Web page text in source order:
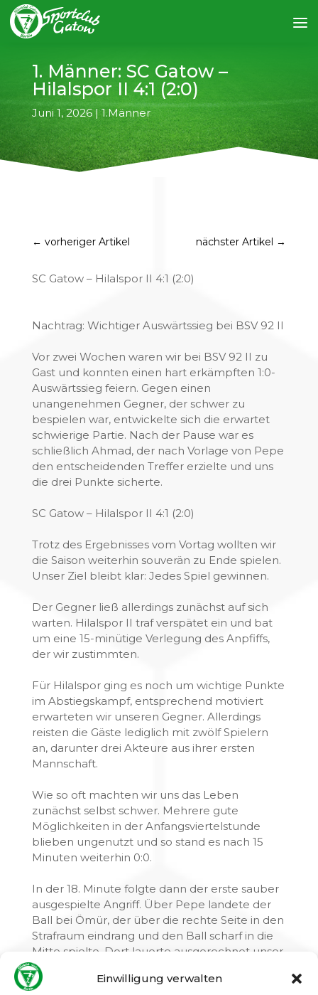
Einwilligung verwalten
1. Männer: SC Gatow –
Hilalspor II 4:1 (2:0)
Juni 1, 2026|1.Männer
← vorheriger Artikel nächster Artikel →
SC Gatow – Hilalspor II 4:1 (2:0)
Nachtrag: Wichtiger Auswärtssieg bei BSV 92 II
Vor zwei Wochen waren wir bei BSV 92 II zu
Gast und konnten einen hart erkämpften 1:0-
Auswärtssieg feiern. Gegen einen
unangenehmen Gegner, der schwer zu
bespielen war, entwickelte sich die erwartet
schwierige Partie. Nach der Pause war es
schließlich Ahmad, der nach Vorlage von Pepe
den entscheidenden Treffer erzielte und uns
die drei Punkte sicherte.
SC Gatow – Hilalspor II 4:1 (2:0)
Trotz des Ergebnisses vom Vortag wollten wir
die Saison weiterhin souverän zu Ende spielen.
Unser Ziel bleibt klar: Jedes Spiel gewinnen.
Der Gegner ließ allerdings zunächst auf sich
warten. Hilalspor II traf verspätet ein und bat
um eine 15-minütige Verlegung des Anpfiffs,
der wir zustimmten.
Für Hilalspor ging es noch um wichtige Punkte
im Abstiegskampf, entsprechend motiviert
erwarteten wir unseren Gegner. Allerdings
reisten die Gäste lediglich mit zwölf Spielern
an, darunter drei Akteure aus ihrer ersten
Mannschaft.
Wie so oft machten wir uns das Leben
zunächst selbst schwer. Mehrere gute
Möglichkeiten in der Anfangsviertelstunde
blieben ungenutzt und so stand es nach 15
Minuten weiterhin 0:0.
In der 18. Minute folgte dann der erste sauber
ausgespielte Angriff. Über Pepe landete der
Ball bei Ömür, der über die rechte Seite in den
Strafraum eindrang und den Ball scharf in die
Mitte spielte. Dort lauerte ausgerechnet unser
Jubilar Thobbe, der sein 200. Punktspiel für
den SC Gatow bestritt, und traf sehenswert per